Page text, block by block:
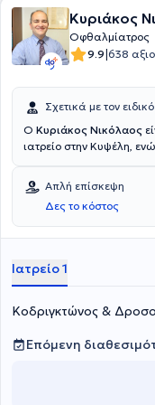
Κυριάκος
Οφθαλμίατρος
9.9|638
Σχετικά με τον ειδικό
Ο Κυριάκος Νικόλαος
ιατρείο στην Κυψέλη,
Κλινικής "Υπαπαντή".
Εθνικού και
ειδικεύεται στη
γλαυκώματος και
Διαθέτει σημαντικό
συνέδρια στην Ελλάδα
Απλή επίσκεψη
Δες το κόστος
Ιατρείο 1
Κοδριγκτώνος &
Επόμενη